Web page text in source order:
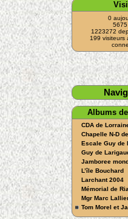
0
1223272
199 visiteurs
Albums
CDA de
Chapelle N-D
Escale Guy de
Guy de
Jamboree
L’île Bouchard
Larchant 2004
Mémorial de
Mgr Marc
Tom Morel et